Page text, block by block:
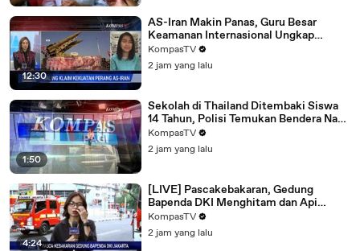
12:30
AS-Iran Makin Panas, Guru Besar
Keamanan Internasional Ungkap
Strategi Kedua Negara
KompasTV
2 jam yang lalu
1:50
Sekolah di Thailand Ditembaki Siswa
14 Tahun, Polisi Temukan Bendera Nazi
di Rumah | KOMPAS PAGI
KompasTV
2 jam yang lalu
4:24
[LIVE] Pascakebakaran, Gedung
Bapenda DKI Menghitam dan Api
Masih Dipadamkan | KOMPAS PAGI
KompasTV
2 jam yang lalu